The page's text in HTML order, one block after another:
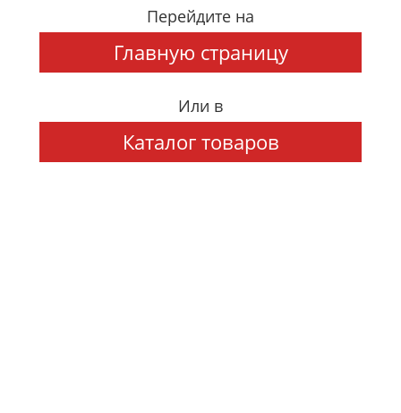
Перейдите на
Главную страницу
Или в
Каталог товаров